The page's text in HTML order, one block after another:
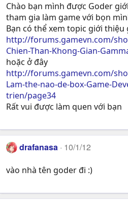
Chào bạn mình được Goder
tham gia làm game với bọn
Bạn có thể xem topic giới thiệu
http://forums.gamevn.com/
Chien-Than-Khong-Gian-
hoặc ở đây
http://forums.gamevn.com/
Lam-the-nao-de-box-Game-
trien/page34
Rất vui được làm quen với bạn
drafanasa 10/1/12
vào nhà tên goder đi :)